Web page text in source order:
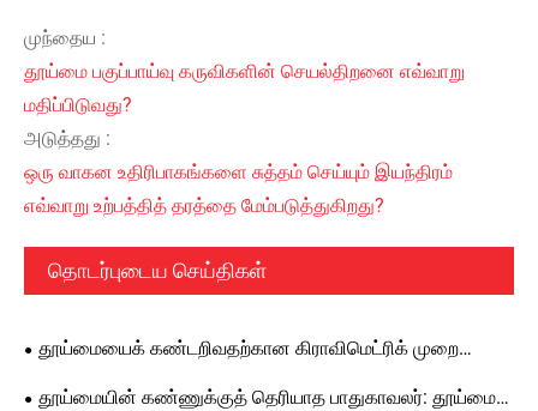
முந்தைய :
தூய்மை பகுப்பாய்வு கருவிகளின் செயல்திறனை எவ்வாறு
மதிப்பிடுவது?
அடுத்தது :
ஒரு வாகன உதிரிபாகங்களை சுத்தம் செய்யும் இயந்திரம்
எவ்வாறு உற்பத்தித் தரத்தை மேம்படுத்துகிறது?
தொடர்புடைய செய்திகள்
தூய்மையைக் கண்டறிவதற்கான கிராவிமெட்ரிக் முறை
(முழுமையான சோதனை விவரக்குறிப்பு)
தூய்மையின் கண்ணுக்குத் தெரியாத பாதுகாவலர்: தூய்மை